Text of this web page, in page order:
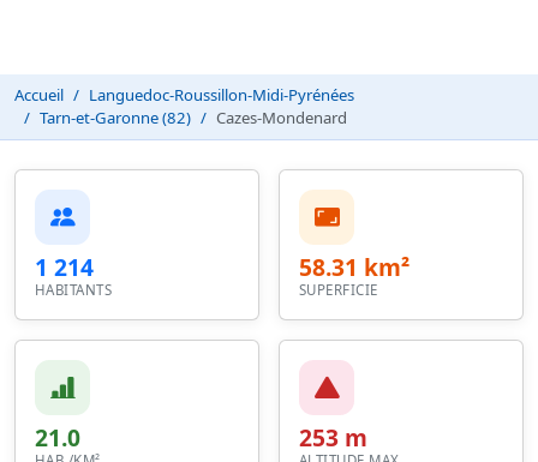
Accueil
Languedoc-Roussillon-Midi-Pyrénées
Tarn-et-Garonne (82)
Cazes-Mondenard
1 214
HABITANTS
58.31 km²
SUPERFICIE
21.0 253 m